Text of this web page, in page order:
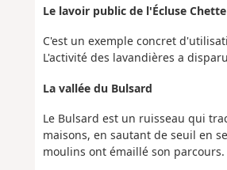
Le lavoir public de l'Écluse Chette
C'est un exemple concret
L'activité des lavandières a
La vallée du Bulsard
Le Bulsard est un ruisseau qui
maisons, en sautant de seuil en
moulins ont émaillé son